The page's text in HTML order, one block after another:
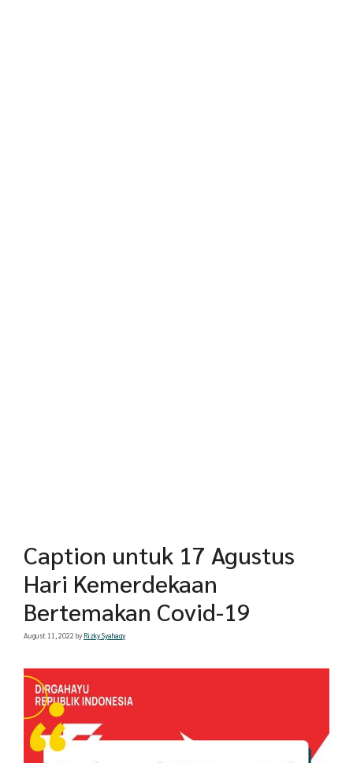
Caption untuk 17 Agustus
Hari Kemerdekaan
Bertemakan Covid-19
August 11, 2022 by Rizky Syahaqy